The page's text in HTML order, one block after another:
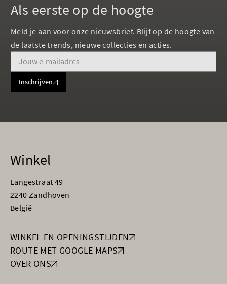
Als eerste op de hoogte
Meld je aan voor onze nieuwsbrief. Blijf op de hoogte van
de laatste trends, nieuwe collecties en acties.
Inschrijven
Winkel
Langestraat 49
2240 Zandhoven
België
WINKEL EN OPENINGSTIJDEN
ROUTE MET GOOGLE MAPS
OVER ONS